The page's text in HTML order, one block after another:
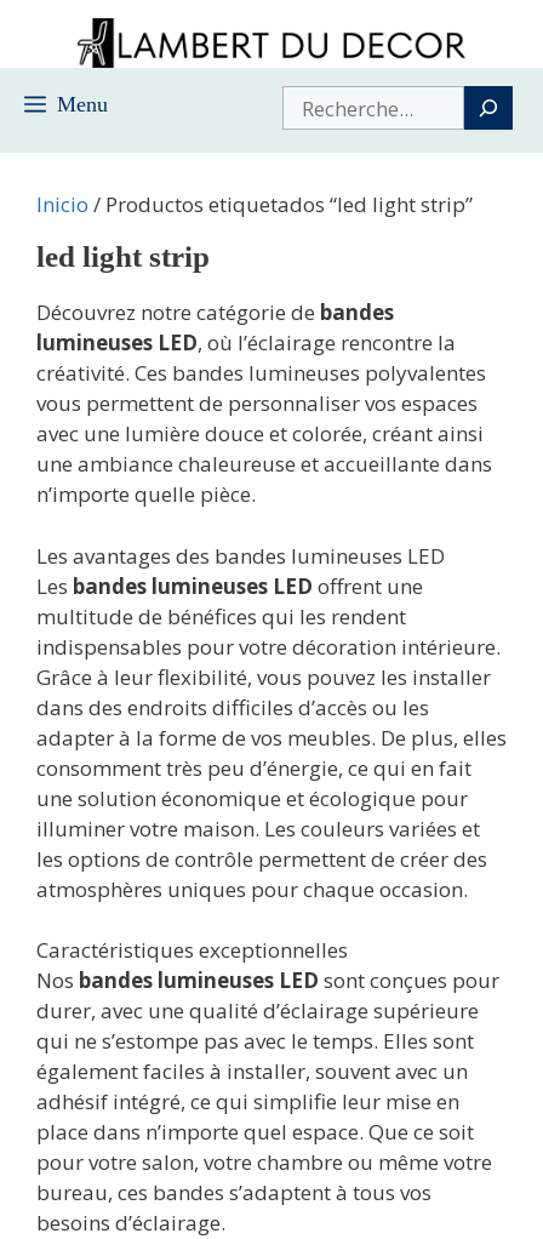
contenido
Menu Buscar
Inicio / Productos etiquetados “led light strip”
led light strip
Découvrez notre catégorie de bandes
lumineuses LED, où l’éclairage rencontre la
créativité. Ces bandes lumineuses polyvalentes
vous permettent de personnaliser vos espaces
avec une lumière douce et colorée, créant ainsi
une ambiance chaleureuse et accueillante dans
n’importe quelle pièce.
Les avantages des bandes lumineuses LED
Les bandes lumineuses LED offrent une
multitude de bénéfices qui les rendent
indispensables pour votre décoration intérieure.
Grâce à leur flexibilité, vous pouvez les installer
dans des endroits difficiles d’accès ou les
adapter à la forme de vos meubles. De plus, elles
consomment très peu d’énergie, ce qui en fait
une solution économique et écologique pour
illuminer votre maison. Les couleurs variées et
les options de contrôle permettent de créer des
atmosphères uniques pour chaque occasion.
Caractéristiques exceptionnelles
Nos bandes lumineuses LED sont conçues pour
durer, avec une qualité d’éclairage supérieure
qui ne s’estompe pas avec le temps. Elles sont
également faciles à installer, souvent avec un
adhésif intégré, ce qui simplifie leur mise en
place dans n’importe quel espace. Que ce soit
pour votre salon, votre chambre ou même votre
bureau, ces bandes s’adaptent à tous vos
besoins d’éclairage.